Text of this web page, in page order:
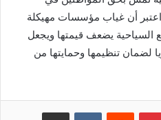
واعتبر أن غياب مؤسسات مهيكلة
السياحية يضعف قيمتها ويجعل
لضمان تنظيمها وحمايتها من
بينتيريست مشاركة عبر البريد